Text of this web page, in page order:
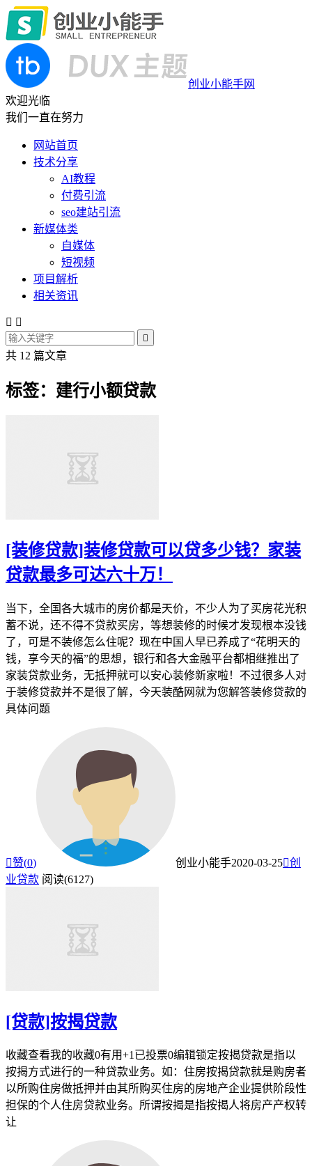
创业小能手网
欢迎光临
我们一直在努力
网站首页
技术分享
AI教程
付费引流
seo建站引流
新媒体类
自媒体
短视频
项目解析
相关资讯
 

共 12 篇文章
标签：建行小额贷款
[装修贷款]装修贷款可以贷多少钱？家装
贷款最多可达六十万！
当下，全国各大城市的房价都是天价，不少人为了买房花光积
蓄不说，还不得不贷款买房，等想装修的时候才发现根本没钱
了，可是不装修怎么住呢？现在中国人早已养成了“花明天的
钱，享今天的福”的思想，银行和各大金融平台都相继推出了
家装贷款业务，无抵押就可以安心装修新家啦！不过很多人对
于装修贷款并不是很了解，今天装酷网就为您解答装修贷款的
具体问题
赞(0) 创业小能手2020-03-25创
业贷款 阅读(6127)
[贷款]按揭贷款
收藏查看我的收藏0有用+1已投票0编辑锁定按揭贷款是指以
按揭方式进行的一种贷款业务。如：住房按揭贷款就是购房者
以所购住房做抵押并由其所购买住房的房地产企业提供阶段性
担保的个人住房贷款业务。所谓按揭是指按揭人将房产产权转
让